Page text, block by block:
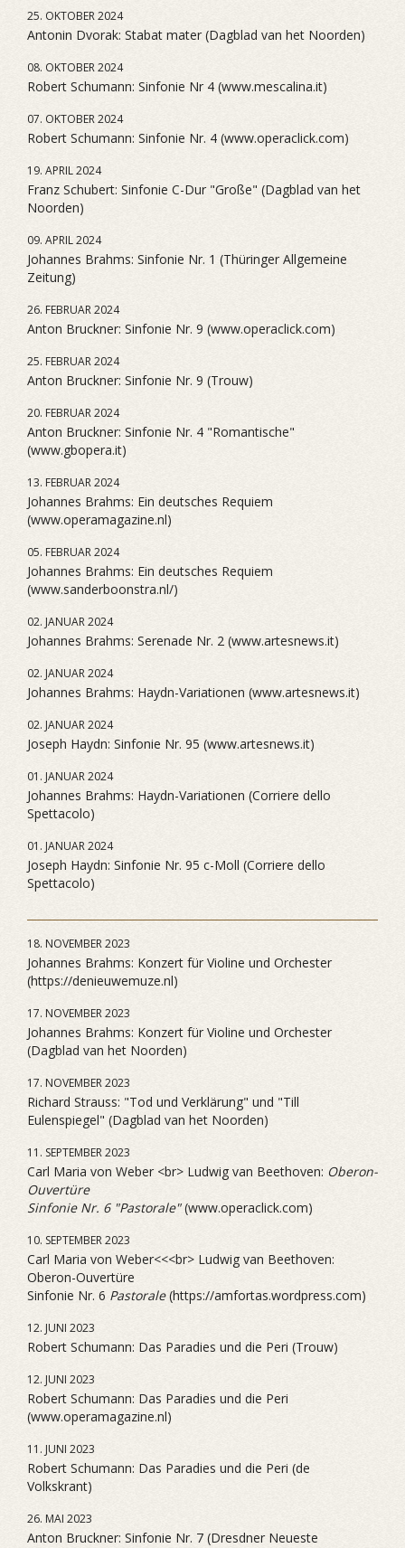
25. OKTOBER 2024
Antonin Dvorak: Stabat mater (Dagblad van het Noorden)
08. OKTOBER 2024
Robert Schumann: Sinfonie Nr 4 (www.mescalina.it)
07. OKTOBER 2024
Robert Schumann: Sinfonie Nr. 4 (www.operaclick.com)
19. APRIL 2024
Franz Schubert: Sinfonie C-Dur "Große" (Dagblad van het
Noorden)
09. APRIL 2024
Johannes Brahms: Sinfonie Nr. 1 (Thüringer Allgemeine
Zeitung)
26. FEBRUAR 2024
Anton Bruckner: Sinfonie Nr. 9 (www.operaclick.com)
25. FEBRUAR 2024
Anton Bruckner: Sinfonie Nr. 9 (Trouw)
20. FEBRUAR 2024
Anton Bruckner: Sinfonie Nr. 4 "Romantische"
(www.gbopera.it)
13. FEBRUAR 2024
Johannes Brahms: Ein deutsches Requiem
(www.operamagazine.nl)
05. FEBRUAR 2024
Johannes Brahms: Ein deutsches Requiem
(www.sanderboonstra.nl/)
02. JANUAR 2024
Johannes Brahms: Serenade Nr. 2 (www.artesnews.it)
02. JANUAR 2024
Johannes Brahms: Haydn-Variationen (www.artesnews.it)
02. JANUAR 2024
Joseph Haydn: Sinfonie Nr. 95 (www.artesnews.it)
01. JANUAR 2024
Johannes Brahms: Haydn-Variationen (Corriere dello
Spettacolo)
01. JANUAR 2024
Joseph Haydn: Sinfonie Nr. 95 c-Moll (Corriere dello
Spettacolo)
18. NOVEMBER 2023
Johannes Brahms: Konzert für Violine und Orchester
(https://denieuwemuze.nl)
17. NOVEMBER 2023
Johannes Brahms: Konzert für Violine und Orchester
(Dagblad van het Noorden)
17. NOVEMBER 2023
Richard Strauss: "Tod und Verklärung" und "Till
Eulenspiegel" (Dagblad van het Noorden)
11. SEPTEMBER 2023
Carl Maria von Weber <br> Ludwig van Beethoven: Oberon-
Ouvertüre
Sinfonie Nr. 6 "Pastorale"(www.operaclick.com)
10. SEPTEMBER 2023
Carl Maria von Weber<<<br> Ludwig van Beethoven:
Oberon-Ouvertüre
Sinfonie Nr. 6 Pastorale(https://amfortas.wordpress.com)
12. JUNI 2023
Robert Schumann: Das Paradies und die Peri (Trouw)
12. JUNI 2023
Robert Schumann: Das Paradies und die Peri
(www.operamagazine.nl)
11. JUNI 2023
Robert Schumann: Das Paradies und die Peri (de
Volkskrant)
26. MAI 2023
Anton Bruckner: Sinfonie Nr. 7 (Dresdner Neueste